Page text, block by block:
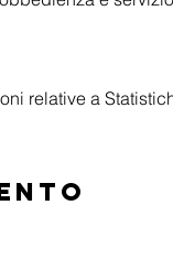
relative a